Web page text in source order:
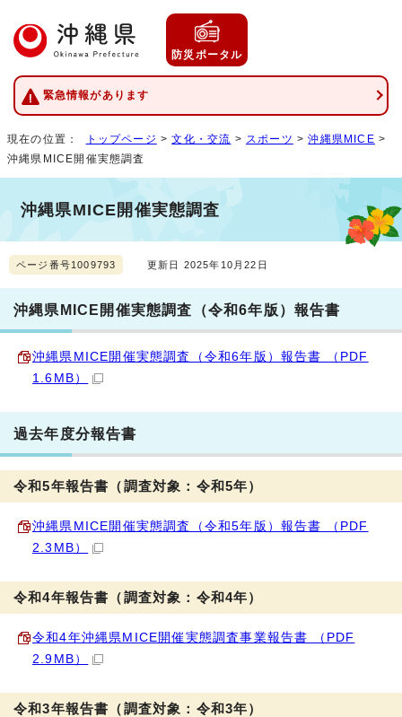
防災ポータル
緊急情報があります
現在の位置： トップページ >文化・交流 > スポーツ >沖縄県MICE >
沖縄県MICE開催実態調査
沖縄県MICE開催実態調査
ページ番号1009793 更新日 2025年10月22日
沖縄県MICE開催実態調査（令和6年版）報告書
沖縄県MICE開催実態調査（令和6年版）報告書 （PDF
1.6MB）
過去年度分報告書
令和5年報告書（調査対象：令和5年）
沖縄県MICE開催実態調査（令和5年版）報告書 （PDF
2.3MB）
令和4年報告書（調査対象：令和4年）
令和4年沖縄県MICE開催実態調査事業報告書 （PDF
2.9MB）
令和3年報告書（調査対象：令和3年）